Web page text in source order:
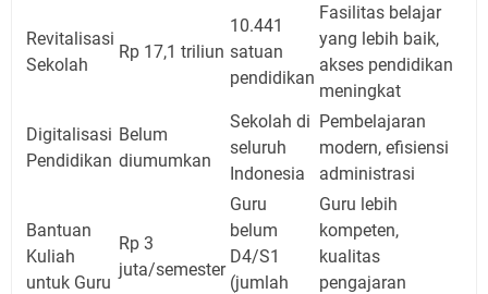
Revitalisasi
Sekolah
Rp 17,1 triliun
10.441
satuan
pendidikan
Fasilitas belajar
yang lebih baik,
akses pendidikan
meningkat
Digitalisasi
Pendidikan
Belum
diumumkan
Sekolah di
seluruh
Indonesia
Pembelajaran
modern, efisiensi
administrasi
Bantuan
Kuliah
untuk Guru
Rp 3
juta/semester
Guru
belum
D4/S1
(jumlah
Guru lebih
kompeten,
kualitas
pengajaran